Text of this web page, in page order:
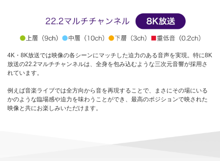
4K・8K放送では映像の各シーンにマッチした迫力のある音声を実現。特に8K
放送の22.2マルチチャンネルは、全身を包み込むような三次元音響が採用さ
れています。
例えば音楽ライブでは全方向から音を再現することで、まさにその場にいる
かのような臨場感や迫力を味わうことができ、最高のポジションで映された
映像と共にお楽しみいただけます。